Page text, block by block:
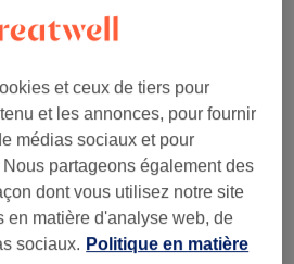
et ceux de tiers pour
et les annonces, pour fournir
médias sociaux et pour
partageons également des
dont vous utilisez notre site
en matière d'analyse web, de
sociaux. Politique en matière